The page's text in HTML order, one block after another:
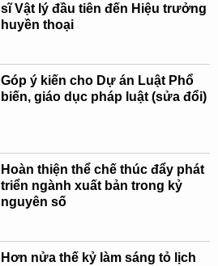
sĩ Vật lý đầu tiên đến Hiệu trưởng
huyền thoại
Góp ý kiến cho Dự án Luật Phổ
biến, giáo dục pháp luật (sửa đổi)
Hoàn thiện thể chế thúc đẩy phát
triển ngành xuất bản trong kỷ
nguyên số
Hơn nửa thế kỷ làm sáng tỏ lịch